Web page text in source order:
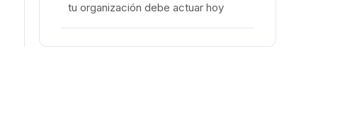
tu organización debe actuar hoy